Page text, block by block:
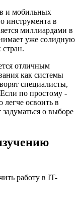
и мобильных
инструмента в
миллиардами в
уже солидную
отличным
как системы
специалисты,
по простому -
легче освоить в
о выборе
работу в IT-